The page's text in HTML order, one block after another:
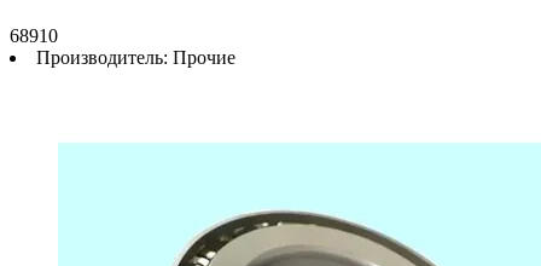
68910
Производитель: Прочие